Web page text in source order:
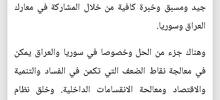
جيد ومسبق وخبرة كافية من خلال المشاركة في معارك
العراق وسوريا.
وهناك جزء من الحل وخصوصا في سوريا والعراق يمكن
في معالجة نقاط الضعف التي تكمن في الفساد والتنمية
والاقتصاد ومعالحة الانقسامات الداخلية. وخلق نظام